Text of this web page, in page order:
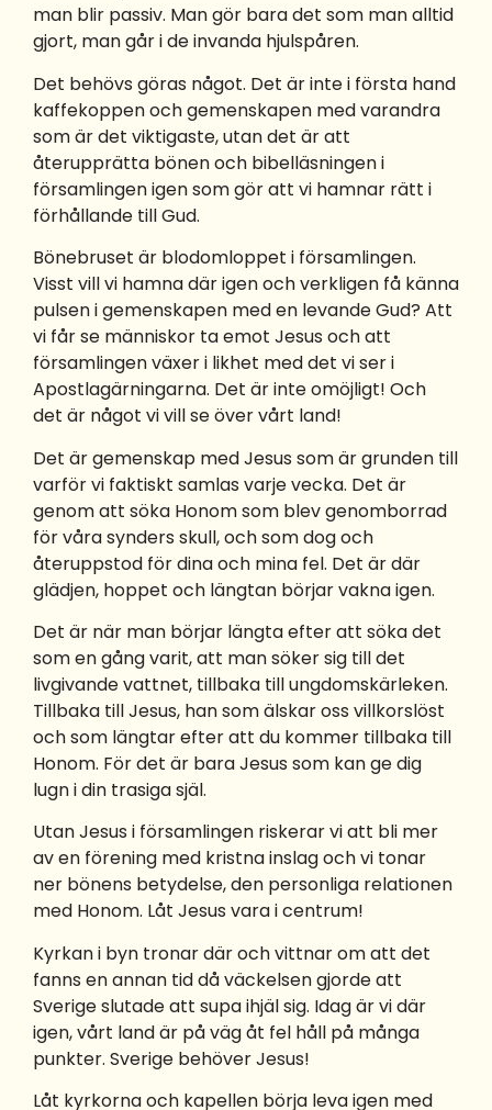
man blir passiv. Man gör bara det som man alltid
gjort, man går i de invanda hjulspåren.
Det behövs göras något. Det är inte i första hand
kaffekoppen och gemenskapen med varandra
som är det viktigaste, utan det är att
återupprätta bönen och bibelläsningen i
församlingen igen som gör att vi hamnar rätt i
förhållande till Gud.
Bönebruset är blodomloppet i församlingen.
Visst vill vi hamna där igen och verkligen få känna
pulsen i gemenskapen med en levande Gud? Att
vi får se människor ta emot Jesus och att
församlingen växer i likhet med det vi ser i
Apostlagärningarna. Det är inte omöjligt! Och
det är något vi vill se över vårt land!
Det är gemenskap med Jesus som är grunden till
varför vi faktiskt samlas varje vecka. Det är
genom att söka Honom som blev genomborrad
för våra synders skull, och som dog och
återuppstod för dina och mina fel. Det är där
glädjen, hoppet och längtan börjar vakna igen.
Det är när man börjar längta efter att söka det
som en gång varit, att man söker sig till det
livgivande vattnet, tillbaka till ungdomskärleken.
Tillbaka till Jesus, han som älskar oss villkorslöst
och som längtar efter att du kommer tillbaka till
Honom. För det är bara Jesus som kan ge dig
lugn i din trasiga själ.
Utan Jesus i församlingen riskerar vi att bli mer
av en förening med kristna inslag och vi tonar
ner bönens betydelse, den personliga relationen
med Honom. Låt Jesus vara i centrum!
Kyrkan i byn tronar där och vittnar om att det
fanns en annan tid då väckelsen gjorde att
Sverige slutade att supa ihjäl sig. Idag är vi där
igen, vårt land är på väg åt fel håll på många
punkter. Sverige behöver Jesus!
Låt kyrkorna och kapellen börja leva igen med